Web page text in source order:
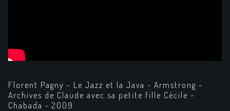
Florent Pagny - Le Jazz et la Java - Armstrong -
Archives de Claude avec sa petite fille Cécile -
Chabada - 2009